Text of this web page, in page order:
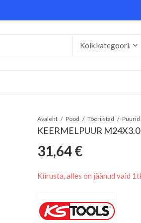
Avaleht Pood Tööriistad
KEERMELPUUR M24X3.0
31,64€
Kiirusta, alles on jäänud vaid